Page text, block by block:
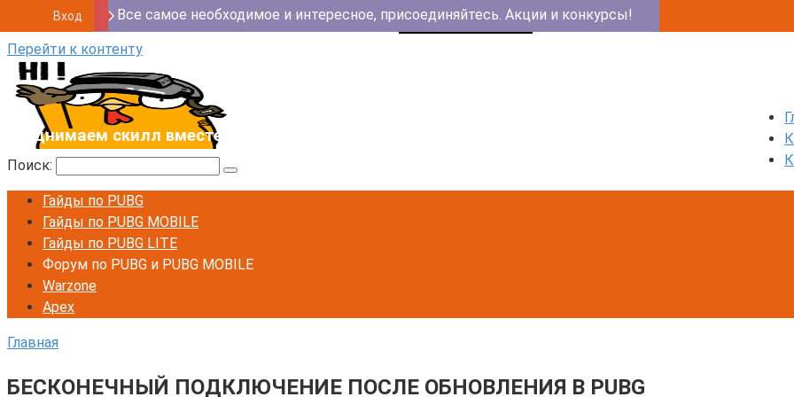
Перейти к контенту
PUBG КЛУБ
Поднимаем скилл вместе 💪
Поиск:
Гайды по PUBG
Гайды по PUBG MOBILE
Гайды по PUBG LITE
Форум по PUBG и PUBG MOBILE
Warzone
Apex
Главная
БЕСКОНЕЧНЫЙ ПОДКЛЮЧЕНИЕ ПОСЛЕ ОБНОВЛЕНИЯ В PUBG
Вход Все самое необходимое и интересное, присоединяйтесь. Акции и конкурсы!